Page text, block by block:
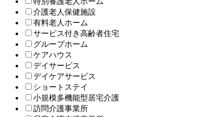
介護老人保健施設
有料老人ホーム
サービス付き高齢者住宅
グループホーム
ケアハウス
デイサービス
デイケアサービス
ショートステイ
小規模多機能型居宅介護
訪問介護事業所